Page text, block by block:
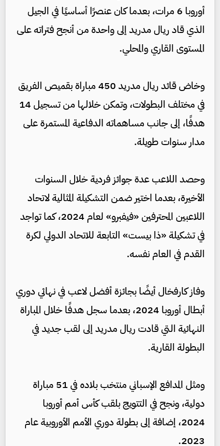
أوروبا 6 مرات، بعدما كان عنصرًا أساسيًا في الجيل
الذي قاد ريال مدريد إلى واحدة من أنجح فتراته على
المستوى القاري والمحلي.
وخاض قائد ريال مدريد 450 مباراة بقميص الفريق
في مختلف البطولات، وتمكن خلالها من تسجيل 14
هدفًا، إلى جانب مساهماته الدفاعية المستمرة على
مدار سنوات طويلة.
وحصد اللاعب عدة جوائز فردية خلال السنوات
الأخيرة، بعدما اختير ضمن التشكيلة المثالية لاتحاد
اللاعبين المحترفين «فيفبرو» لعام 2024، كما تواجد
في تشكيلة «ذا بيست» التابعة للاتحاد الدولي لكرة
القدم في العام نفسه.
وفاز كارفخال أيضًا بجائزة أفضل لاعب في نهائي دوري
أبطال أوروبا 2024، بعدما سجل هدفًا خلال المباراة
النهائية التي قادت ريال مدريد إلى لقب جديد في
البطولة القارية.
ومثل المدافع الإسباني منتخب بلاده في 51 مباراة
دولية، ونجح في التتويج بلقب كأس أمم أوروبا
2024، إضافة إلى بطولة دوري الأمم الأوروبية عام
2023.